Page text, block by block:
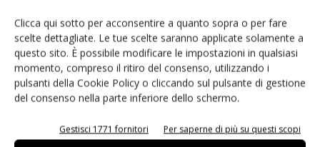
Clicca qui sotto per acconsentire a quanto sopra o per fare
scelte dettagliate. Le tue scelte saranno applicate solamente a
questo sito. È possibile modificare le impostazioni in qualsiasi
momento, compreso il ritiro del consenso, utilizzando i
pulsanti della Cookie Policy o cliccando sul pulsante di gestione
del consenso nella parte inferiore dello schermo.
Gestisci 1771 fornitori Per saperne di più su questi scopi
supplementare alle autorità competenti, come ad esempio copie delle
schede tecniche dei produttori che dimostrano la conformità dei
prodotti, la dichiarazione di conformità del fabbricante, i risultati della
valutazione dei prodotti condotta dagli stessi distributori e qualsiasi
altro dato fornito dal fabbricante o dall'importatore.